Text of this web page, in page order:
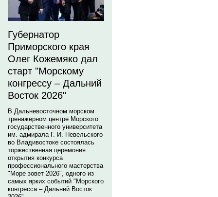
Губернатор
Приморского края
Олег Кожемяко дал
старт "Морскому
конгрессу – Дальний
Восток 2026"
В Дальневосточном морском
тренажерном центре Морского
государственного университета
им. адмирала Г. И. Невельского
во Владивостоке состоялась
торжественная церемония
открытия конкурса
профессионального мастерства
"Море зовет 2026", одного из
самых ярких событий "Морского
конгресса – Дальний Восток